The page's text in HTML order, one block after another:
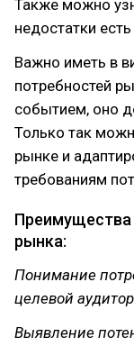
Также можно
недостатки
Важно иметь в
потребностей
событием, оно
Только так
рынке и
требованиям
Преимущества
рынка:
Понимание
целевой
Выявление